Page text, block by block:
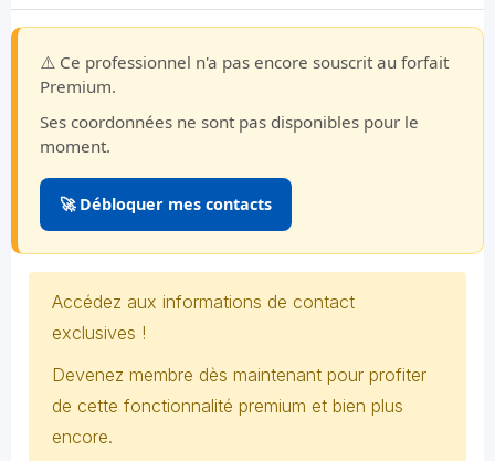
⚠️ Ce professionnel n'a pas encore souscrit au forfait
Premium.
Ses coordonnées ne sont pas disponibles pour le
moment.
🚀 Débloquer mes contacts
Accédez aux informations de contact
exclusives !
Devenez membre dès maintenant pour profiter
de cette fonctionnalité premium et bien plus
encore.